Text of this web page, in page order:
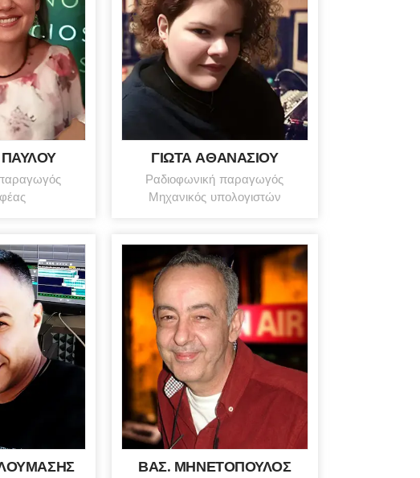
ΓΙΩΤΑ ΑΘΑΝΑΣΙΟΥ
Ραδιοφωνική παραγωγός
Μηχανικός υπολογιστών
ΒΑΣ. ΜΗΝΕΤΟΠΟΥΛΟΣ